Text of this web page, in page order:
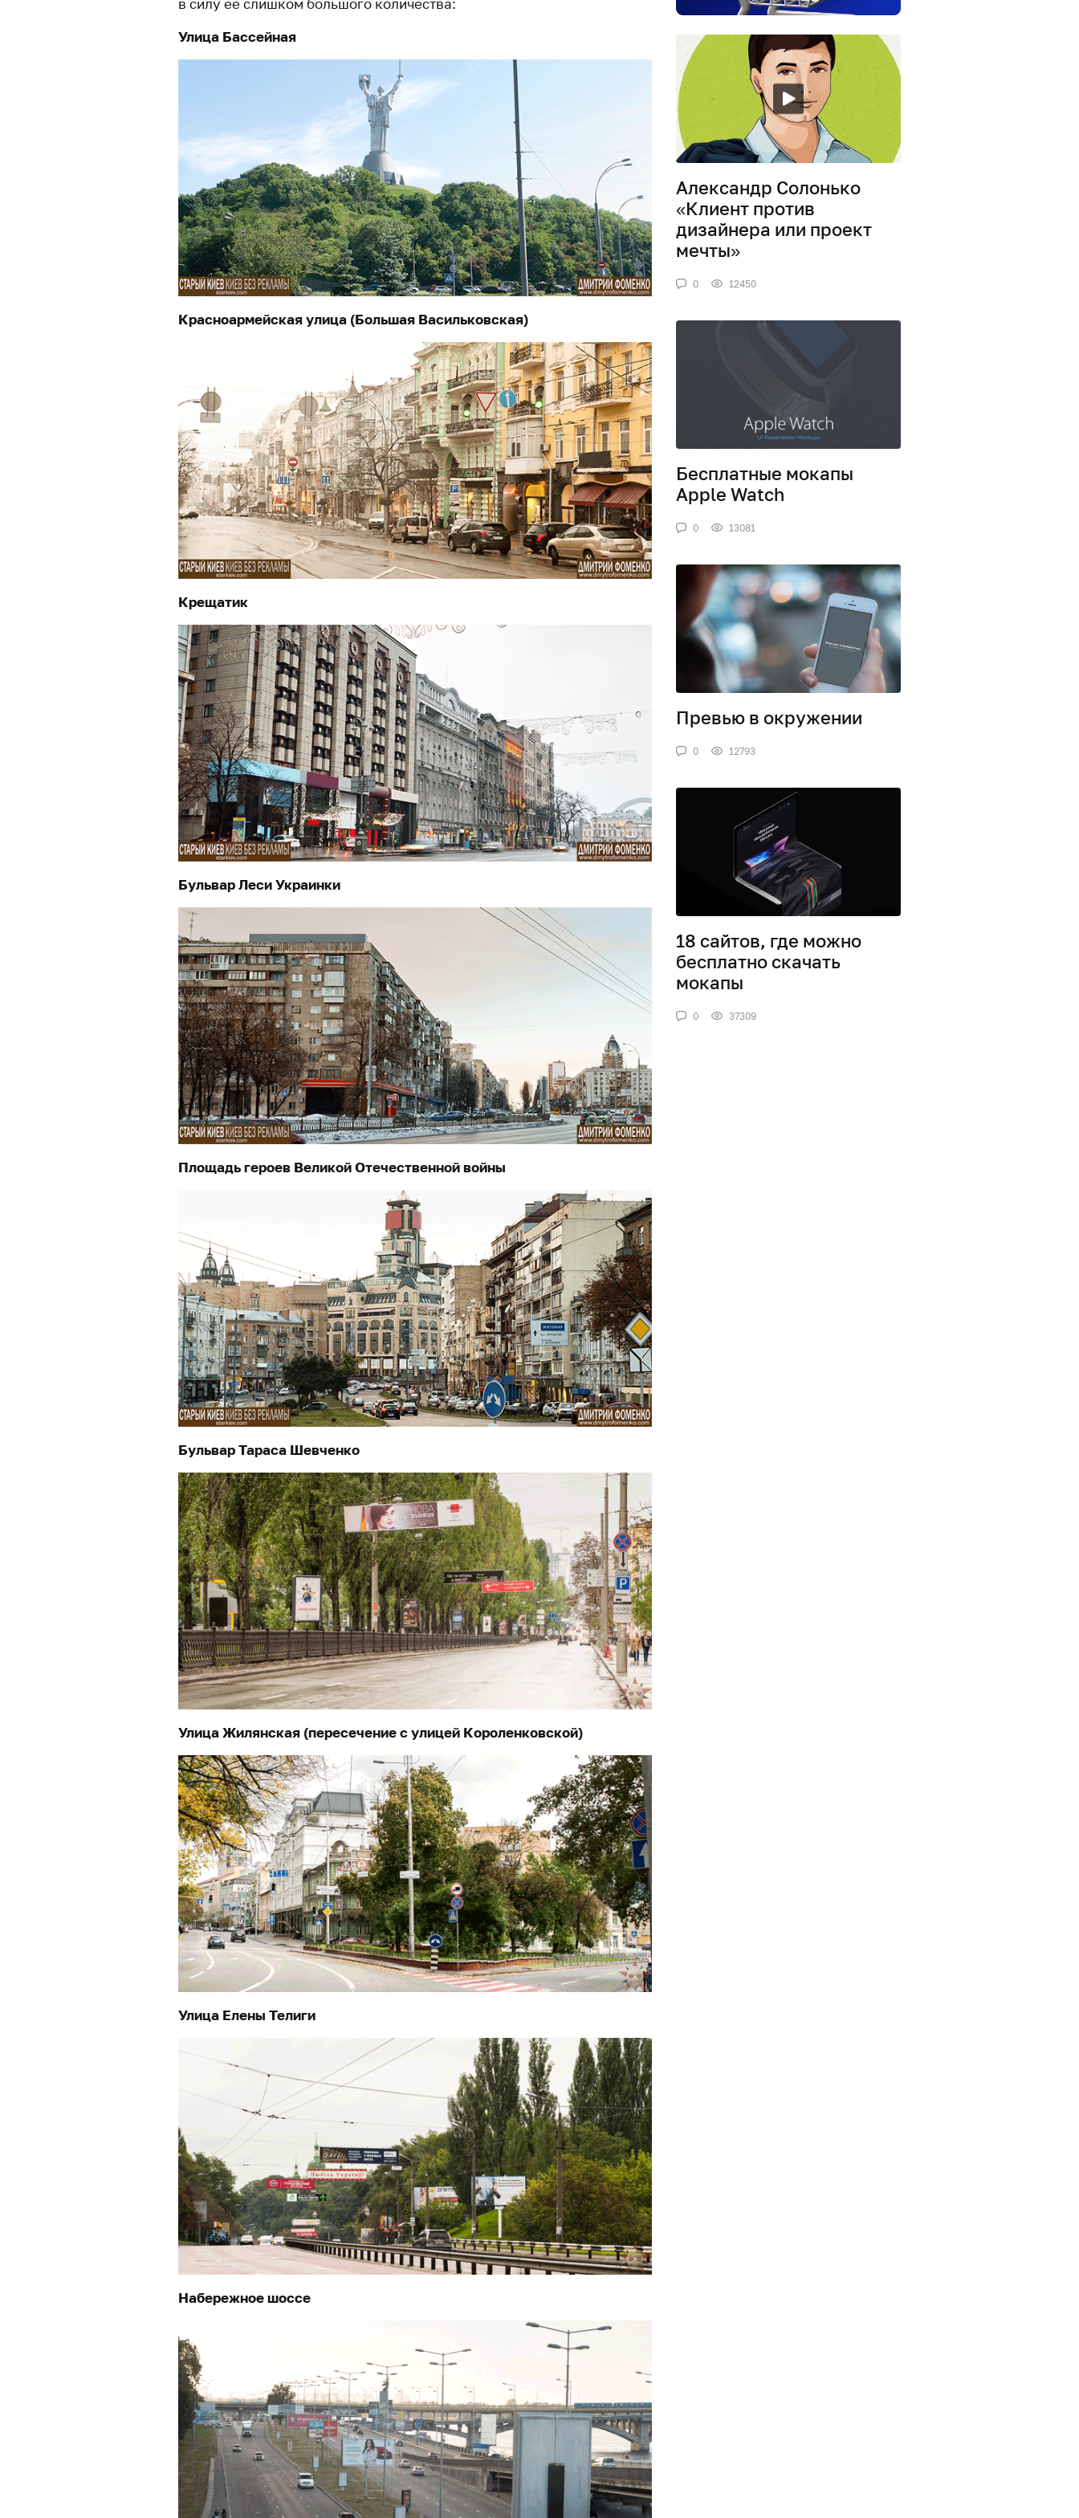
в силу ее слишком большого количества:
Улица Бассейная
Красноармейская улица (Большая Васильковская)
Крещатик
Бульвар Леси Украинки
Площадь героев Великой Отечественной войны
Бульвар Тараса Шевченко
Улица Жилянская (пересечение с улицей Короленковской)
Улица Елены Телиги
Набережное шоссе
Александр Солонько
«Клиент против
дизайнера или проект
мечты»
0 12450
Бесплатные мокапы
Apple Watch
0 13081
Превью в окружении
0 12793
18 сайтов, где можно
бесплатно скачать
мокапы
0 37309